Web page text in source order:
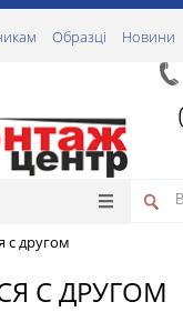
Образці Новини
с другом
С ДРУГОМ